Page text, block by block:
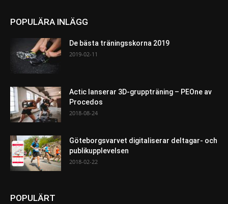
POPULÄRA INLÄGG
De bästa träningsskorna 2019
2019-02-11
Actic lanserar 3D-gruppträning – PEOne av
Procedos
2018-08-24
Göteborgsvarvet digitaliserar deltagar- och
publikupplevelsen
2018-02-22
POPULÄRT